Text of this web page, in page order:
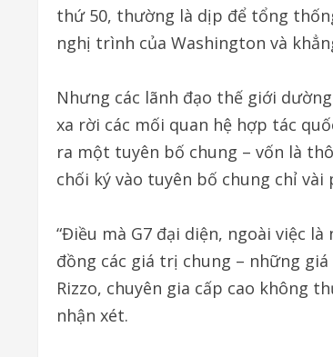
thứ 50, thường là dịp để tổng
nghị trình của Washington và
Nhưng các lãnh đạo thế giới
xa rời các mối quan hệ hợp tác
ra một tuyên bố chung – vốn là
chối ký vào tuyên bố chung chỉ
“Điều mà G7 đại diện, ngoài việc
đồng các giá trị chung – những
Rizzo, chuyên gia cấp cao không
nhận xét.